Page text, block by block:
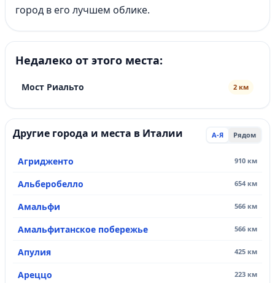
город в его лучшем облике.
Недалеко от этого места:
Мост Риальто 2 км
Другие города и места в Италии А-Я Рядом
Агридженто 910 км
Альберобелло 654 км
Амальфи 566 км
Амальфитанское побережье 566 км
Апулия 425 км
Ареццо 223 км